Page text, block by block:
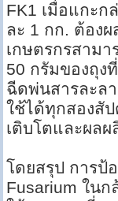
FK1 เมื่อแกะก
ละ 1 กก. ต้อง
เกษตรกรสาม
50 กรัมของถุง
ฉีดพ่นสารละล
ใช้ได้ทุกสองสัป
เติบโตและผล
โดยสรุป การป้
Fusarium ใน